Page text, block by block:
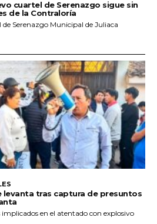
cuartel de Serenazgo sigue sin
de la Contraloría
Serenazgo Municipal de Juliaca
levanta tras captura de presuntos
en el atentado con explosivo